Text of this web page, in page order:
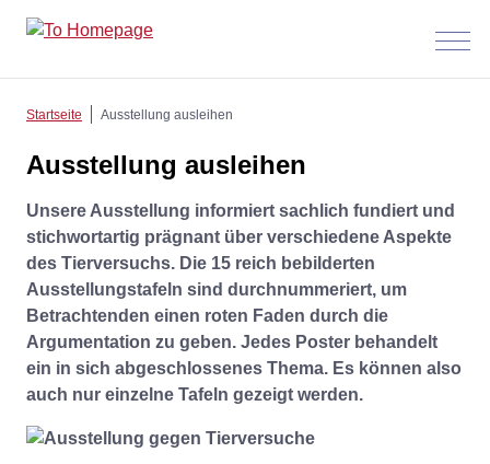
Menü
Startseite Ausstellung ausleihen
Ausstellung ausleihen
Unsere Ausstellung informiert sachlich fundiert und
stichwortartig prägnant über verschiedene Aspekte
des Tierversuchs. Die 15 reich bebilderten
Ausstellungstafeln sind durchnummeriert, um
Betrachtenden einen roten Faden durch die
Argumentation zu geben. Jedes Poster behandelt
ein in sich abgeschlossenes Thema. Es können also
auch nur einzelne Tafeln gezeigt werden.